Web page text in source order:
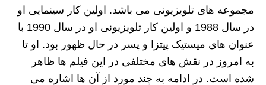
مجموعه های تلویزیونی می باشد. اولین کار سینمایی او
در سال 1988 و اولین کار تلویزیونی او در سال 1990 با
عنوان های میستیک پیتزا و پسر در حال ظهور بود. او تا
به امروز در نقش های مختلفی در این فیلم ها ظاهر
شده است. در ادامه به چند مورد از آن ها اشاره می